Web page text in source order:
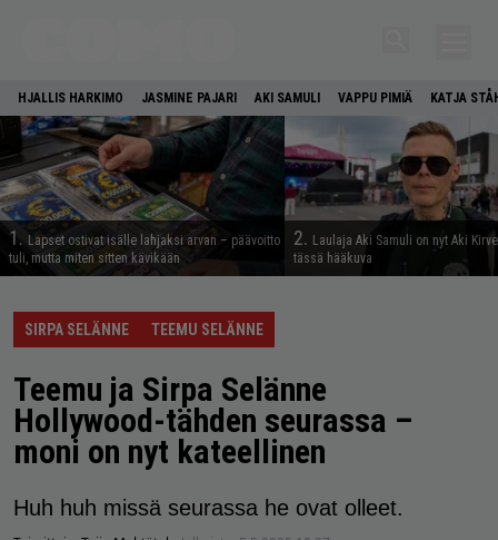
HJALLIS HARKIMO JASMINE PAJARI AKI SAMULI VAPPU PIMIÄ KATJA
1. Lapset ostivat isälle lahjaksi arvan – päävoitto
tuli, mutta miten sitten kävikään
2. Laulaja Aki Samuli on nyt Aki
tässä hääkuva
SIRPA SELÄNNE TEEMU SELÄNNE
Teemu ja Sirpa Selänne
Hollywood-tähden seurassa –
moni on nyt kateellinen
Huh huh missä seurassa he ovat olleet.